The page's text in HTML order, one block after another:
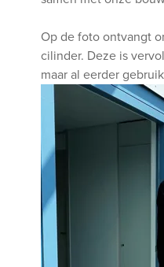
Op de foto ontvangt
cilinder. Deze is
maar al eerder